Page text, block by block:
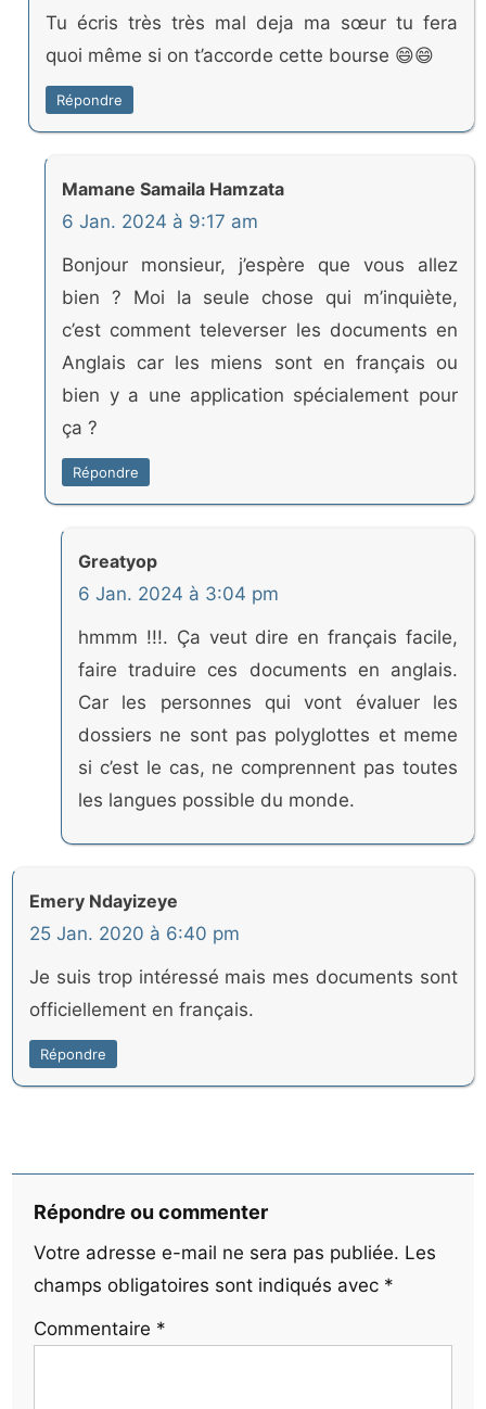
Tu écris très très mal deja ma sœur tu fera
quoi même si on t’accorde cette bourse 😄😄
Répondre
Mamane Samaila Hamzata
6 Jan. 2024 à 9:17 am
Bonjour monsieur, j’espère que vous allez
bien ? Moi la seule chose qui m’inquiète,
c’est comment televerser les documents en
Anglais car les miens sont en français ou
bien y a une application spécialement pour
ça ?
Répondre
Greatyop
6 Jan. 2024 à 3:04 pm
hmmm !!!. Ça veut dire en français facile,
faire traduire ces documents en anglais.
Car les personnes qui vont évaluer les
dossiers ne sont pas polyglottes et meme
si c’est le cas, ne comprennent pas toutes
les langues possible du monde.
Emery Ndayizeye
25 Jan. 2020 à 6:40 pm
Je suis trop intéressé mais mes documents sont
officiellement en français.
Répondre
Répondre ou commenter
Votre adresse e-mail ne sera pas publiée. Les
champs obligatoires sont indiqués avec *
Commentaire *